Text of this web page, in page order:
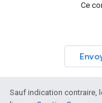
Ce
Sauf indication contraire,